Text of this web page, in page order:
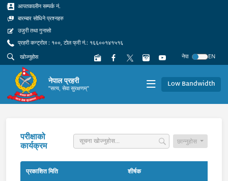
आपतकालीन सम्पर्क नं.
बारम्बार सोधिने प्रश्नहरु
उजुरी तथा गुनासो
प्रहरी कन्ट्रोल : १००, टोल फ्री नं.: १६६००१४१५१६
नेपा
EN
नेपाल प्रहरी
"सत्य, सेवा सुरक्षणम्" Low Bandwidth
परीक्षाको
कार्यक्रम
छान्नुहोस
प्रकाशित मिति शीर्षक